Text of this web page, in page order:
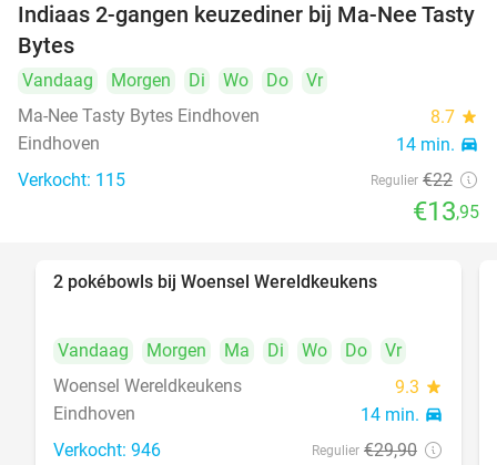
37%
Indiaas 2-gangen keuzediner bij Ma-Nee Tasty
Bytes
Vandaag Morgen Di Wo Do
Vr
Ma-Nee Tasty Bytes Eindhoven
8.7 star
Eindhoven 14 min. directions_car
Verkocht: 115 Regulier €22
€13,95
2 pokébowls bij Woensel Wereldkeukens
Vandaag Morgen Ma Di Wo Do
Vr
Woensel Wereldkeukens
9.3 star
Eindhoven 14 min. directions_car
Verkocht: 946 Regulier €29,90